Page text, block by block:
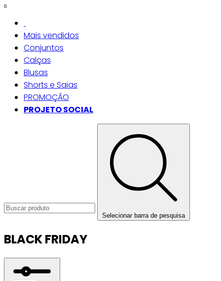
0
Mais vendidos
Conjuntos
Calças
Blusas
Shorts e Saias
PROMOÇÃO
PROJETO SOCIAL
Selecionar barra de pesquisa
BLACK FRIDAY